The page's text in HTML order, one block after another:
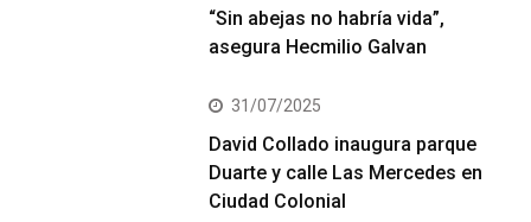
“Sin abejas no habría vida”,
asegura Hecmilio Galvan
31/07/2025
David Collado inaugura parque
Duarte y calle Las Mercedes en
Ciudad Colonial